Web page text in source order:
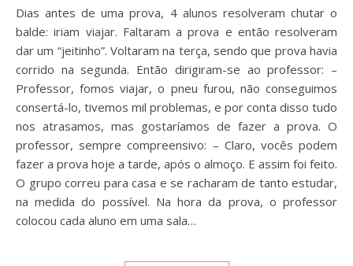
Dias antes de uma prova, 4 alunos resolveram chutar o
balde: iriam viajar. Faltaram a prova e então resolveram
dar um “jeitinho”. Voltaram na terça, sendo que prova havia
corrido na segunda. Então dirigiram-se ao professor: –
Professor, fomos viajar, o pneu furou, não conseguimos
consertá-lo, tivemos mil problemas, e por conta disso tudo
nos atrasamos, mas gostaríamos de fazer a prova. O
professor, sempre compreensivo: – Claro, vocês podem
fazer a prova hoje a tarde, após o almoço. E assim foi feito.
O grupo correu para casa e se racharam de tanto estudar,
na medida do possível. Na hora da prova, o professor
colocou cada aluno em uma sala…